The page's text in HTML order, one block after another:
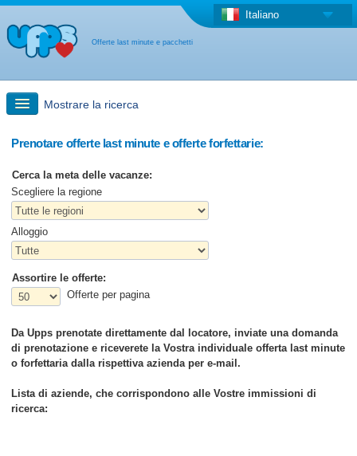
Offerte last minute e pacchetti
Italiano
Mostrare la ricerca
Ricerca rapida
Viaggi: Ricerca con la mappa
Offerta last minute + Offerta forfettaria
Altro paese
Prenotare offerte last minute e offerte forfettarie:
Cerca la meta delle vacanze:
Scegliere la regione
Alloggio
Assortire le offerte:
Offerte per pagina
Da Upps prenotate direttamente dal locatore, inviate una domanda
di prenotazione e riceverete la Vostra individuale offerta last minute
o forfettaria dalla rispettiva azienda per e-mail.
Lista di aziende, che corrispondono alle Vostre immissioni di
ricerca: